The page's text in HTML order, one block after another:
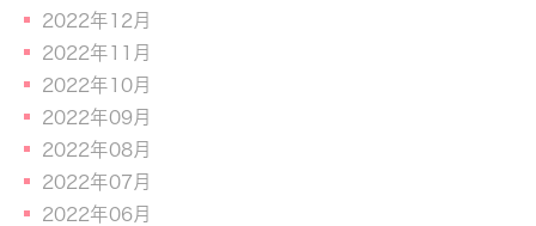
2022年12月
2022年11月
2022年10月
2022年09月
2022年08月
2022年07月
2022年06月